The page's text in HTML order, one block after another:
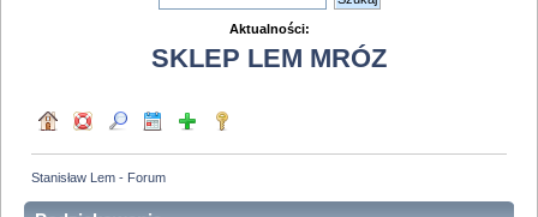
Aktualności:
SKLEP LEM MRÓZ
Stanisław Lem - Forum